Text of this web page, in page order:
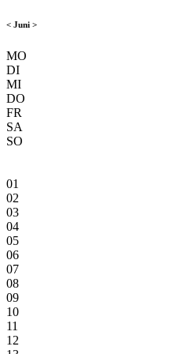
< Juni >
MO
DI
MI
DO
FR
SA
SO
01
02
03
04
05
06
07
08
09
10
11
12